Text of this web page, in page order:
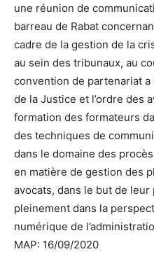
une réunion de
barreau de Rabat
cadre de la gestion de la
au sein des tribunaux, au
convention de partenariat
de la Justice et l’ordre des
formation des formateurs
des techniques de
dans le domaine des
en matière de gestion des
avocats, dans le but de leur
pleinement dans la
numérique de
MAP: 16/09/2020